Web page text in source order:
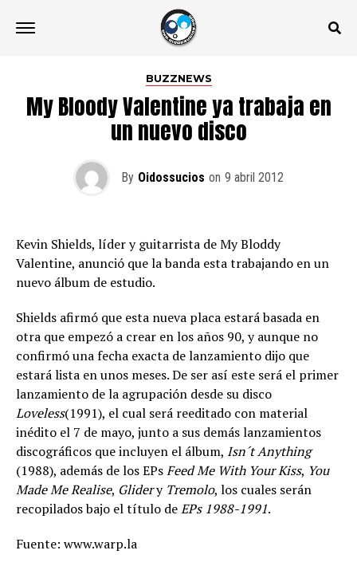
BUZZNEWS
My Bloody Valentine ya trabaja en
un nuevo disco
By Oidossucios on 9 abril 2012
Kevin Shields, líder y guitarrista de My Bloddy
Valentine, anunció que la banda esta trabajando en un
nuevo álbum de estudio.
Shields afirmó que esta nueva placa estará basada en
otra que empezó a crear en los años 90, y aunque no
confirmó una fecha exacta de lanzamiento dijo que
estará lista en unos meses. De ser así este será el primer
lanzamiento de la agrupación desde su disco
Loveless(1991), el cual será reeditado con material
inédito el 7 de mayo, junto a sus demás lanzamientos
discográficos que incluyen el álbum, Isn´t Anything
(1988), además de los EPsFeed Me With Your Kiss, You
Made Me Realise, Glidery Tremolo, los cuales serán
recopilados bajo el título deEPs 1988-1991.
Fuente: www.warp.la